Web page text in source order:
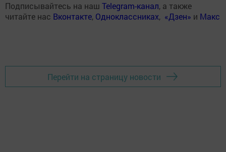
Подписывайтесь на наш Telegram-канал, а также
читайте нас Вконтакте, Одноклассниках, «Дзен» и Макс
Перейти на страницу новости